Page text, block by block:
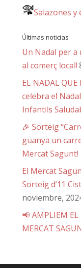
Salazones y
Últimas noticias
Un Nadal per a
al comerç local!
EL NADAL
celebra el
Infantils
🎉 Sorteig
guanya un
Mercat Sagunt!
El Mercat
Sorteig d’11
noviembre,
📢 AMPLIEM EL
MERCAT